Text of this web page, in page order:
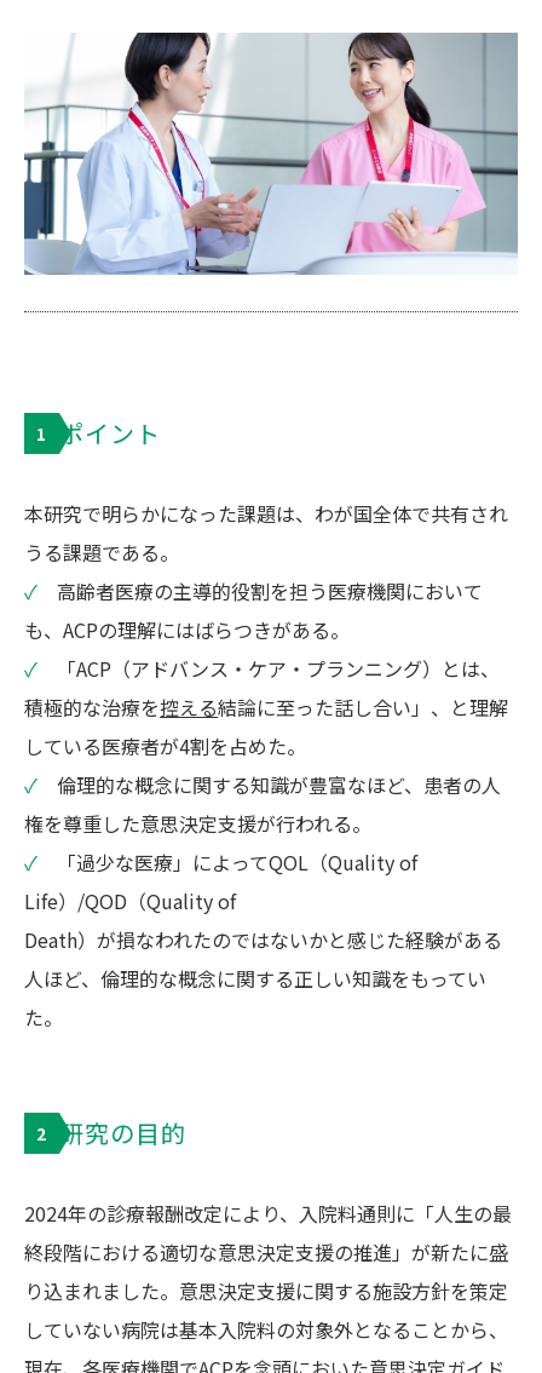
1 ポイント
本研究で明らかになった課題は、わが国全体で共有され
うる課題である。
✓ 高齢者医療の主導的役割を担う医療機関において
も、ACPの理解にはばらつきがある。
✓ 「ACP（アドバンス・ケア・プランニング）とは、
積極的な治療を控える結論に至った話し合い」、と理解
している医療者が4割を占めた。
✓ 倫理的な概念に関する知識が豊富なほど、患者の人
権を尊重した意思決定支援が行われる。
✓ 「過少な医療」によってQOL（Quality of
Life）/QOD（Quality of
Death）が損なわれたのではないかと感じた経験がある
人ほど、倫理的な概念に関する正しい知識をもってい
た。
2 研究の目的
2024年の診療報酬改定により、入院料通則に「人生の最
終段階における適切な意思決定支援の推進」が新たに盛
り込まれました。意思決定支援に関する施設方針を策定
していない病院は基本入院料の対象外となることから、